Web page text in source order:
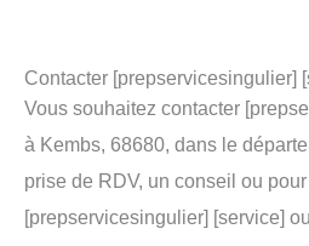
Contacter [prepservicesingulier]
Vous souhaitez contacter
à Kembs, 68680, dans le
prise de RDV, un conseil ou
[prepservicesingulier] [service]